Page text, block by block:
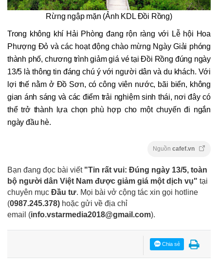
Rừng ngập mặn (Ảnh KDL Đồi Rồng)
Trong không khí Hải Phòng đang rộn ràng với Lễ hội Hoa
Phượng Đỏ và các hoạt động chào mừng Ngày Giải phóng
thành phố, chương trình giảm giá vé tại Đồi Rồng đúng ngày
13/5 là thông tin đáng chú ý với người dân và du khách. Với
lợi thế nằm ở Đồ Sơn, có công viên nước, bãi biển, không
gian ánh sáng và các điểm trải nghiệm sinh thái, nơi đây có
thể trở thành lựa chọn phù hợp cho một chuyến đi ngắn
ngày đầu hè.
Nguồn cafef.vn
Bạn đang đọc bài viết "Tin rất vui: Đúng ngày 13/5, toàn
bộ người dân Việt Nam được giảm giá một dịch vụ" tại
chuyên mục Đầu tư. Mọi bài vở cộng tác xin gọi hotline
(0987.245.378) hoặc gửi về địa chỉ
email (info.vstarmedia2018@gmail.com).
Chia sẻ